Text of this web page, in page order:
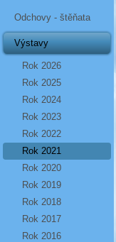
Odchovy - štěňata
Výstavy
Rok 2026
Rok 2025
Rok 2024
Rok 2023
Rok 2022
Rok 2021
Rok 2020
Rok 2019
Rok 2018
Rok 2017
Rok 2016